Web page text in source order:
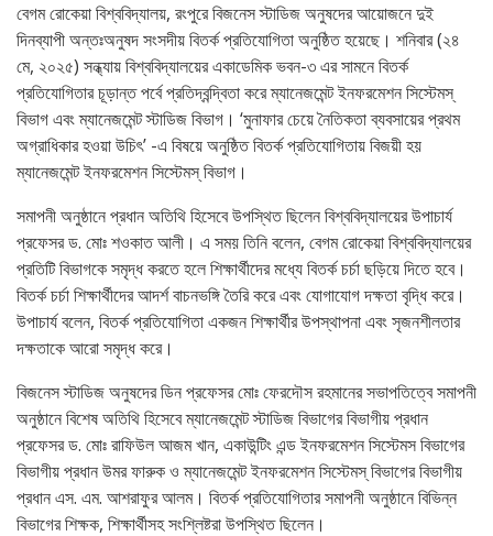
বেগম রোকেয়া বিশ্ববিদ্যালয়, রংপুরে বিজনেস স্টাডিজ অনুষদের আয়োজনে দুই
দিনব্যাপী অন্তঃঅনুষদ সংসদীয় বিতর্ক প্রতিযোগিতা অনুষ্ঠিত হয়েছে। শনিবার (২৪
মে, ২০২৫) সন্ধ্যায় বিশ্ববিদ্যালয়ের একাডেমিক ভবন-৩ এর সামনে বিতর্ক
প্রতিযোগিতার চূড়ান্ত পর্বে প্রতিদ্বন্দ্বিতা করে ম্যানেজমেন্ট ইনফরমেশন সিস্টেমস্
বিভাগ এবং ম্যানেজমেন্ট স্টাডিজ বিভাগ। ‘মুনাফার চেয়ে নৈতিকতা ব্যবসায়ের প্রথম
অগ্রাধিকার হওয়া উচিৎ’ -এ বিষয়ে অনুষ্ঠিত বিতর্ক প্রতিযোগিতায় বিজয়ী হয়
ম্যানেজমেন্ট ইনফরমেশন সিস্টেমস্ বিভাগ।
সমাপনী অনুষ্ঠানে প্রধান অতিথি হিসেবে উপস্থিত ছিলেন বিশ্ববিদ্যালয়ের উপাচার্য
প্রফেসর ড. মোঃ শওকাত আলী। এ সময় তিনি বলেন, বেগম রোকেয়া বিশ্ববিদ্যালয়ের
প্রতিটি বিভাগকে সমৃদ্ধ করতে হলে শিক্ষার্থীদের মধ্যে বিতর্ক চর্চা ছড়িয়ে দিতে হবে।
বিতর্ক চর্চা শিক্ষার্থীদের আদর্শ বাচনভঙ্গি তৈরি করে এবং যোগাযোগ দক্ষতা বৃদ্ধি করে।
উপাচার্য বলেন, বিতর্ক প্রতিযোগিতা একজন শিক্ষার্থীর উপস্থাপনা এবং সৃজনশীলতার
দক্ষতাকে আরো সমৃদ্ধ করে।
বিজনেস স্টাডিজ অনুষদের ডিন প্রফেসর মোঃ ফেরদৌস রহমানের সভাপতিত্বে সমাপনী
অনুষ্ঠানে বিশেষ অতিথি হিসেবে ম্যানেজমেন্ট স্টাডিজ বিভাগের বিভাগীয় প্রধান
প্রফেসর ড. মোঃ রাফিউল আজম খান, একাউন্টিং এন্ড ইনফরমেশন সিস্টেমস বিভাগের
বিভাগীয় প্রধান উমর ফারুক ও ম্যানেজমেন্ট ইনফরমেশন সিস্টেমস্ বিভাগের বিভাগীয়
প্রধান এস. এম. আশরাফুর আলম। বিতর্ক প্রতিযোগিতার সমাপনী অনুষ্ঠানে বিভিন্ন
বিভাগের শিক্ষক, শিক্ষার্থীসহ সংশ্লিষ্টরা উপস্থিত ছিলেন।